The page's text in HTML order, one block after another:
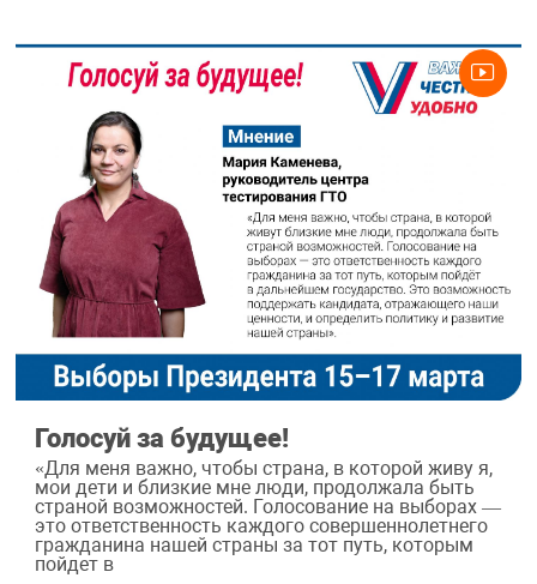
Голосуй за будущее!
«Для меня важно, чтобы страна, в которой живу я,
мои дети и близкие мне люди, продолжала быть
страной возможностей. Голосование на выборах —
это ответственность каждого совершеннолетнего
гражданина нашей страны за тот путь, которым
пойдет в